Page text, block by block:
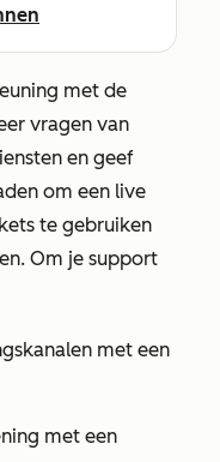
met de
vragen van
en geef
om een live
te gebruiken
Om je support
met een
met een